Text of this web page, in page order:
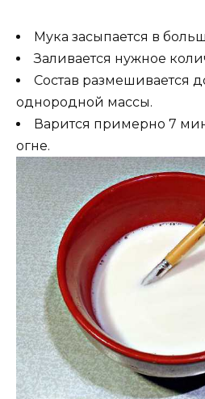
Мука засыпается в
Заливается нужное
Состав размешивается
однородной массы.
Варится примерно 7
огне.